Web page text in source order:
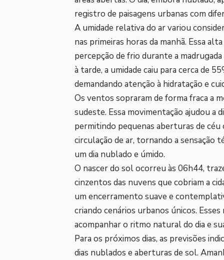
registro de paisagens urbanas com
A umidade relativa do ar variou
nas primeiras horas da manhã. Essa
percepção de frio durante a
à tarde, a umidade caiu para cerca de
demandando atenção à hidratação e
Os ventos sopraram de forma fraca a
sudeste. Essa movimentação ajudou a
permitindo pequenas aberturas de
circulação de ar, tornando a sensação
um dia nublado e úmido.
O nascer do sol ocorreu às 06h44,
cinzentos das nuvens que cobriam a
um encerramento suave e
criando cenários urbanos únicos.
acompanhar o ritmo natural do dia e
Para os próximos dias, as previsões
dias nublados e aberturas de sol.